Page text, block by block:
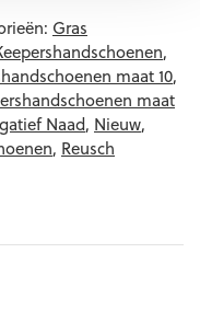
1/2
1/2
1/2
Gras
,
maat 10,
maat
Naad, Nieuw,
, Reusch